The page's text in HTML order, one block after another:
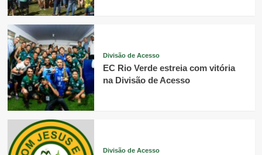
Divisão de Acesso
EC Rio Verde estreia com vitória
na Divisão de Acesso
Divisão de Acesso